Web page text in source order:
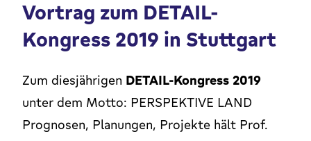
Vortrag zum DETAIL-
Kongress 2019 in Stuttgart
Zum diesjährigen DETAIL-Kongress 2019
unter dem Motto: PERSPEKTIVE LAND
Prognosen, Planungen, Projekte hält Prof.